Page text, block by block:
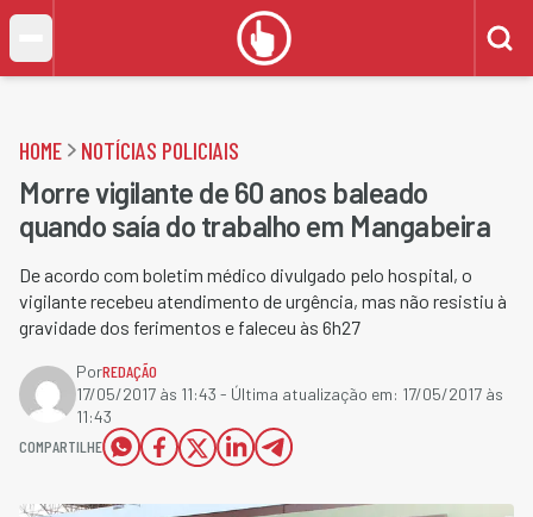
HOME NOTÍCIAS POLICIAIS
Morre vigilante de 60 anos baleado
quando saía do trabalho em Mangabeira
De acordo com boletim médico divulgado pelo hospital, o
vigilante recebeu atendimento de urgência, mas não resistiu à
gravidade dos ferimentos e faleceu às 6h27
PorREDAÇÃO
17/05/2017 às 11:43 - Última atualização em: 17/05/2017 às
11:43
COMPARTILHE